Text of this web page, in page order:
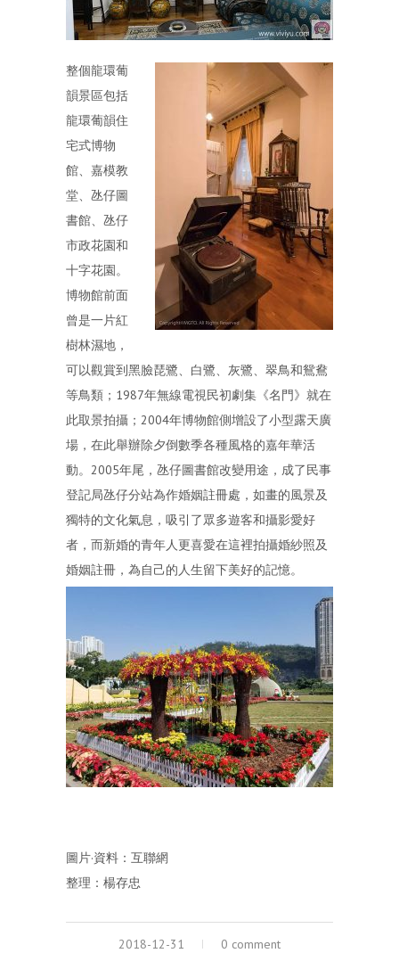
整個龍環葡
韻景區包括
龍環葡韻住
宅式博物
館、嘉模教
堂、氹仔圖
書館、氹仔
市政花園和
十字花園。
博物館前面
曾是一片紅
樹林濕地，
可以觀賞到黑臉琵鷺、白鷺、灰鷺、翠鳥和鴛鴦
等鳥類；1987年無線電視民初劇集《名門》就在
此取景拍攝；2004年博物館側增設了小型露天廣
場，在此舉辦除夕倒數季各種風格的嘉年華活
動。2005年尾，氹仔圖書館改變用途，成了民事
登記局氹仔分站為作婚姻註冊處，如畫的風景及
獨特的文化氣息，吸引了眾多遊客和攝影愛好
者，而新婚的青年人更喜愛在這裡拍攝婚紗照及
婚姻註冊，為自己的人生留下美好的記憶。
圖片·資料：互聯網
整理：楊存忠
2018-12-31 0 comment